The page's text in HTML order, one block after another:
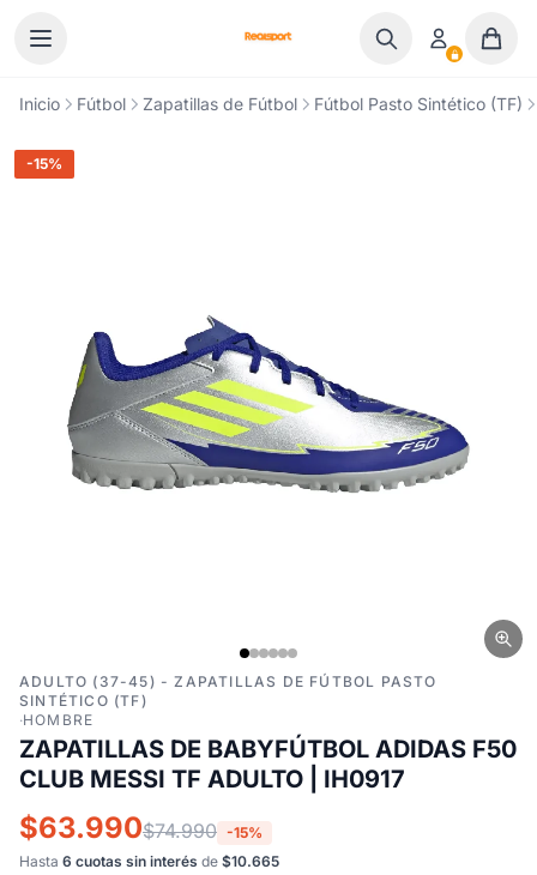
Inicio Fútbol Zapatillas de Fútbol Fútbol Pasto Sintético (TF)
-15%
ADULTO (37-45) - ZAPATILLAS DE FÚTBOL PASTO
SINTÉTICO (TF)
·HOMBRE
ZAPATILLAS DE BABYFÚTBOL ADIDAS F50
CLUB MESSI TF ADULTO | IH0917
$63.990$74.990 -15%
Hasta 6 cuotas sin interés de $10.665